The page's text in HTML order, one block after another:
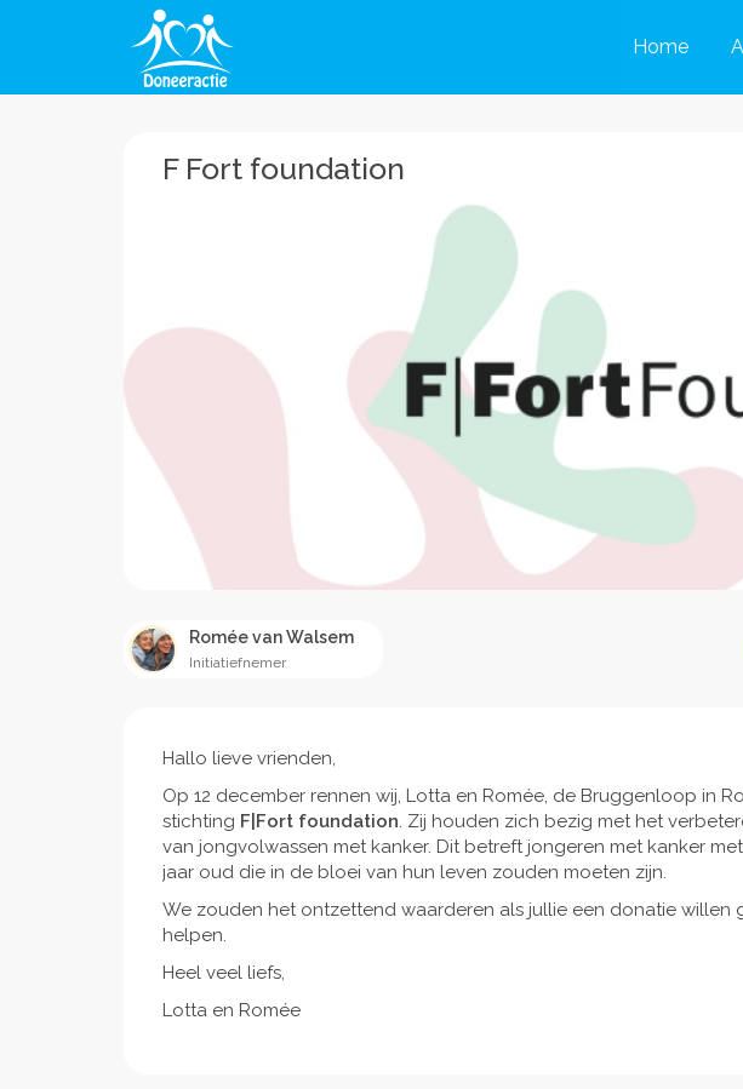
Home
F Fort foundation
Romée van Walsem
Initiatiefnemer
Hallo lieve vrienden,
Op 12 december rennen wij, Lotta en Romée, de Bruggenloop in
stichting F|Fort foundation. Zij houden zich bezig met het
van jongvolwassen met kanker. Dit betreft jongeren met kanker
jaar oud die in de bloei van hun leven zouden moeten zijn.
We zouden het ontzettend waarderen als jullie een donatie willen
helpen.
Heel veel liefs,
Lotta en Romée